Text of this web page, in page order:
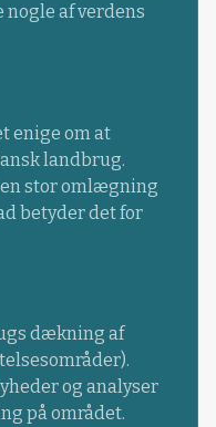
af verdens
enige om at
landbrug.
stor omlægning
betyder det for
dækning af
og analyser
på området.